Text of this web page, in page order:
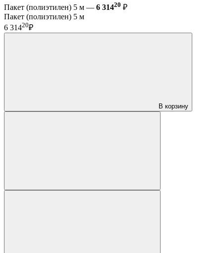
Пакет (полиэтилен) 5 м — 6 31420 ₽
Пакет (полиэтилен) 5 м
6 31420₽
В корзину